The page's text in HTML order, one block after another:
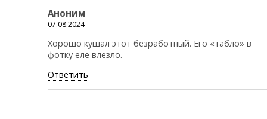
Аноним
07.08.2024
Хорошо кушал этот безработный. Его «табло» в
фотку еле влезло.
Ответить